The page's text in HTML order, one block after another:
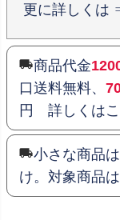
更に詳しくは
商品代金
口送料無料、
円 詳しくはこ
小さな商品
け。対象商品